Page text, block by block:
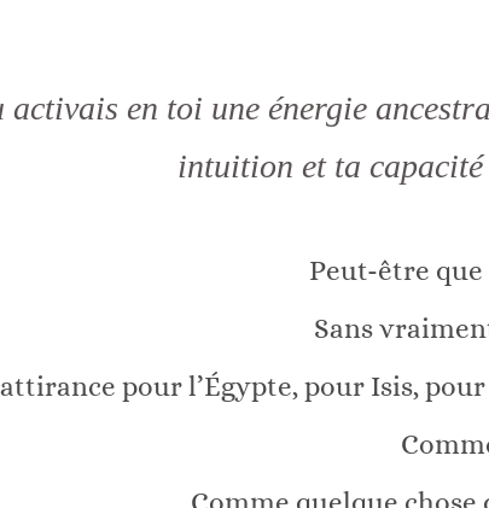
activais en toi une énergie
intuition et ta
Peut-être
Sans
pour l’Égypte, pour Isis,